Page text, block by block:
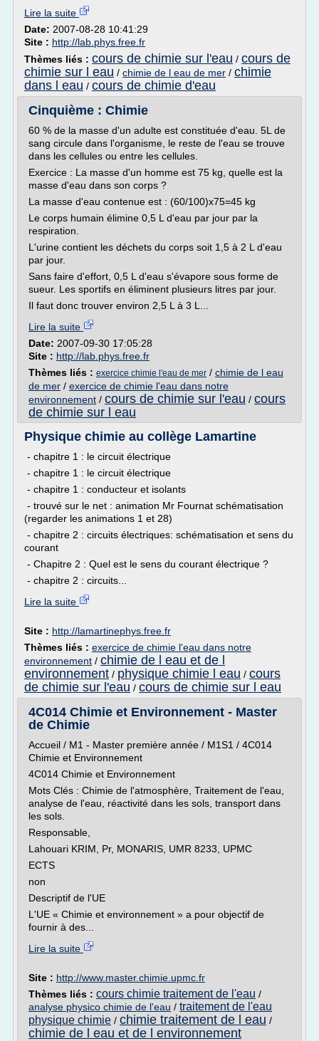
Lire la suite
Date: 2007-08-28 10:41:29
Site : http://lab.phys.free.fr
Thèmes liés : cours de chimie sur l'eau / cours de
chimie sur l eau / chimie de l eau de mer / chimie
dans l eau / cours de chimie d'eau
Cinquième : Chimie
60 % de la masse d'un adulte est constituée d'eau. 5L de
sang circule dans l'organisme, le reste de l'eau se trouve
dans les cellules ou entre les cellules.
Exercice : La masse d'un homme est 75 kg, quelle est la
masse d'eau dans son corps ?
La masse d'eau contenue est : (60/100)x75=45 kg
Le corps humain élimine 0,5 L d'eau par jour par la
respiration.
L'urine contient les déchets du corps soit 1,5 à 2 L d'eau
par jour.
Sans faire d'effort, 0,5 L d'eau s'évapore sous forme de
sueur. Les sportifs en éliminent plusieurs litres par jour.
Il faut donc trouver environ 2,5 L à 3 L...
Lire la suite
Date: 2007-09-30 17:05:28
Site : http://lab.phys.free.fr
Thèmes liés : exercice chimie l'eau de mer / chimie de l eau
de mer / exercice de chimie l'eau dans notre
environnement / cours de chimie sur l'eau / cours
de chimie sur l eau
Physique chimie au collège Lamartine
- chapitre 1 : le circuit électrique
- chapitre 1 : le circuit électrique
- chapitre 1 : conducteur et isolants
- trouvé sur le net : animation Mr Fournat schématisation
(regarder les animations 1 et 28)
- chapitre 2 : circuits électriques: schématisation et sens du
courant
- Chapitre 2 : Quel est le sens du courant électrique ?
- chapitre 2 : circuits...
Lire la suite
Site : http://lamartinephys.free.fr
Thèmes liés : exercice de chimie l'eau dans notre
environnement / chimie de l eau et de l
environnement / physique chimie l eau / cours
de chimie sur l'eau / cours de chimie sur l eau
4C014 Chimie et Environnement - Master
de Chimie
Accueil / M1 - Master première année / M1S1 / 4C014
Chimie et Environnement
4C014 Chimie et Environnement
Mots Clés : Chimie de l'atmosphère, Traitement de l'eau,
analyse de l'eau, réactivité dans les sols, transport dans
les sols.
Responsable,
Lahouari KRIM, Pr, MONARIS, UMR 8233, UPMC
ECTS
non
Descriptif de l'UE
L'UE « Chimie et environnement » a pour objectif de
fournir à des...
Lire la suite
Site : http://www.master.chimie.upmc.fr
Thèmes liés : cours chimie traitement de l'eau /
analyse physico chimie de l'eau / traitement de l'eau
physique chimie / chimie traitement de l eau /
chimie de l eau et de l environnement